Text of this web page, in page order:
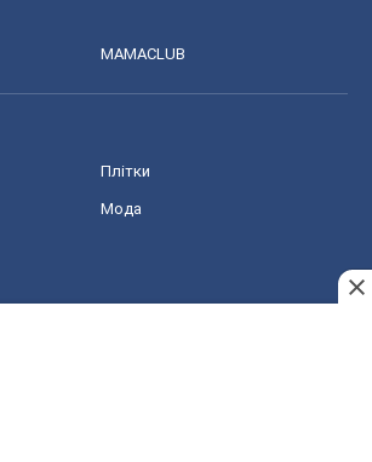
MAMACLUB
Плітки
Мода